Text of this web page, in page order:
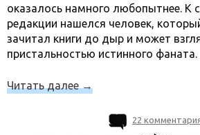
оказалось намного любопытнее. К
редакции нашелся человек,
зачитал книги до дыр и может
пристальностью истинного
Читать далее→
22